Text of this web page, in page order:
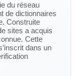
du réseau
de dictionnaires
Construite
sites a acquis
Cette
dans un